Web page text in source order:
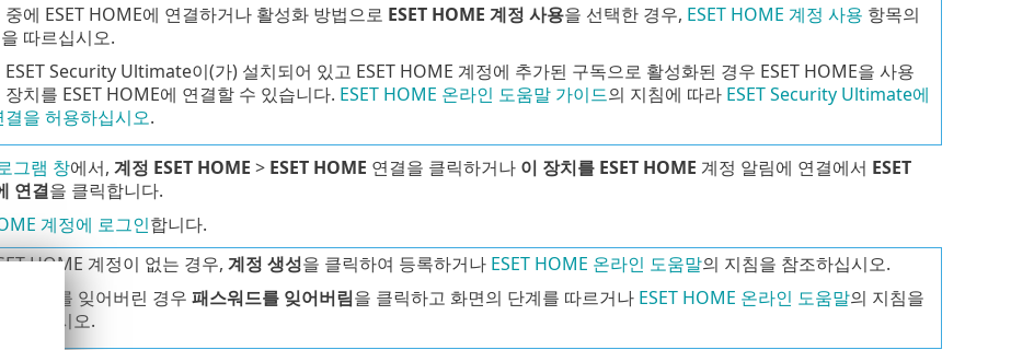
중에 ESET HOME에 연결하거나 활성화 방법으로 ESET HOME 계정 사용을 선택한 경우, ESET HOME 계정 사용 항목의
따르십시오.
ESET Security Ultimate이(가) 설치되어 있고 ESET HOME 계정에 추가된 구독으로 활성화된 경우 ESET HOME을 사용
장치를 ESET HOME에 연결할 수 있습니다. ESET HOME 온라인 도움말 가이드의 지침에 따라 ESET Security Ultimate에
결을 허용하십시오.
그램 창에서, 계정 ESET HOME > ESET HOME 연결을 클릭하거나 이 장치를 ESET HOME 계정 알림에 연결에서 ESET
연결을 클릭합니다.
계정에 로그인합니다.
HOME 계정이 없는 경우, 계정 생성을 클릭하여 등록하거나 ESET HOME 온라인 도움말의 지침을 참조하십시오.
워드를 잊어버린 경우 패스워드를 잊어버림을 클릭하고 화면의 단계를 따르거나 ESET HOME 온라인 도움말의 지침을
조하십시오.